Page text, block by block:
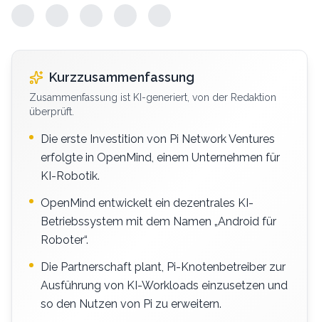
Kurzzusammenfassung
Zusammenfassung ist KI-generiert, von der Redaktion
überprüft.
Die erste Investition von Pi Network Ventures
erfolgte in OpenMind, einem Unternehmen für
KI-Robotik.
OpenMind entwickelt ein dezentrales KI-
Betriebssystem mit dem Namen „Android für
Roboter“.
Die Partnerschaft plant, Pi-Knotenbetreiber zur
Ausführung von KI-Workloads einzusetzen und
so den Nutzen von Pi zu erweitern.